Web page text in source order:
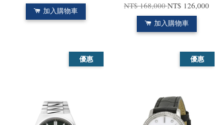
加入購物車
NT$ 168,000NT$ 126,000
加入購物車
優惠 優惠